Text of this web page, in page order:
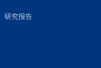
研究报告